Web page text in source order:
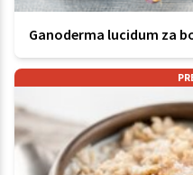
Ganoderma lucidum za